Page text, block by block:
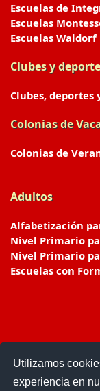
Utilizamos
experiencia en
Escuelas de
Escuelas
Escuelas Waldorf
Clubes y
Clubes, deportes
Colonias de
Colonias de
Adultos
Alfabetización
Nivel Primario
Nivel Primario
Escuelas con